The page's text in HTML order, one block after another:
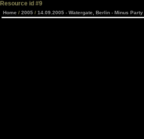
Resource id #9
Home / 2005 / 14.09.2005 - Watergate, Berlin - Minus Party